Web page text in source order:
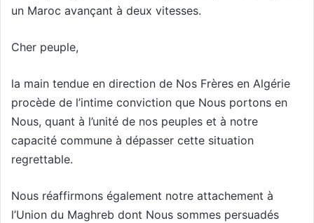
un Maroc avançant à deux vitesses.
Cher peuple,
la main tendue en direction de Nos Frères en Algérie
procède de l’intime conviction que Nous portons en
Nous, quant à l’unité de nos peuples et à notre
capacité commune à dépasser cette situation
regrettable.
Nous réaffirmons également notre attachement à
l’Union du Maghreb dont Nous sommes persuadés